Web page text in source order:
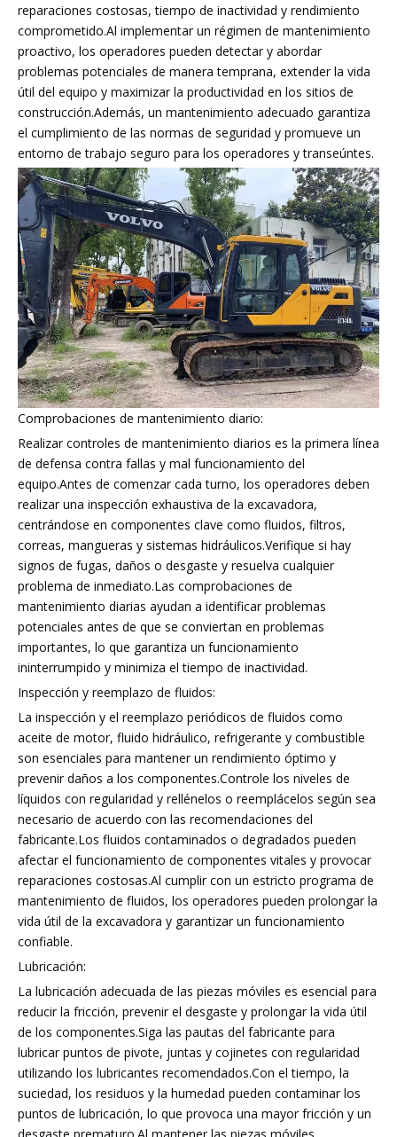
reparaciones costosas, tiempo de inactividad y rendimiento
comprometido.Al implementar un régimen de mantenimiento
proactivo, los operadores pueden detectar y abordar
problemas potenciales de manera temprana, extender la vida
útil del equipo y maximizar la productividad en los sitios de
construcción.Además, un mantenimiento adecuado garantiza
el cumplimiento de las normas de seguridad y promueve un
entorno de trabajo seguro para los operadores y transeúntes.
Comprobaciones de mantenimiento diario:
Realizar controles de mantenimiento diarios es la primera línea
de defensa contra fallas y mal funcionamiento del
equipo.Antes de comenzar cada turno, los operadores deben
realizar una inspección exhaustiva de la excavadora,
centrándose en componentes clave como fluidos, filtros,
correas, mangueras y sistemas hidráulicos.Verifique si hay
signos de fugas, daños o desgaste y resuelva cualquier
problema de inmediato.Las comprobaciones de
mantenimiento diarias ayudan a identificar problemas
potenciales antes de que se conviertan en problemas
importantes, lo que garantiza un funcionamiento
ininterrumpido y minimiza el tiempo de inactividad.
Inspección y reemplazo de fluidos:
La inspección y el reemplazo periódicos de fluidos como
aceite de motor, fluido hidráulico, refrigerante y combustible
son esenciales para mantener un rendimiento óptimo y
prevenir daños a los componentes.Controle los niveles de
líquidos con regularidad y rellénelos o reemplácelos según sea
necesario de acuerdo con las recomendaciones del
fabricante.Los fluidos contaminados o degradados pueden
afectar el funcionamiento de componentes vitales y provocar
reparaciones costosas.Al cumplir con un estricto programa de
mantenimiento de fluidos, los operadores pueden prolongar la
vida útil de la excavadora y garantizar un funcionamiento
confiable.
Lubricación:
La lubricación adecuada de las piezas móviles es esencial para
reducir la fricción, prevenir el desgaste y prolongar la vida útil
de los componentes.Siga las pautas del fabricante para
lubricar puntos de pivote, juntas y cojinetes con regularidad
utilizando los lubricantes recomendados.Con el tiempo, la
suciedad, los residuos y la humedad pueden contaminar los
puntos de lubricación, lo que provoca una mayor fricción y un